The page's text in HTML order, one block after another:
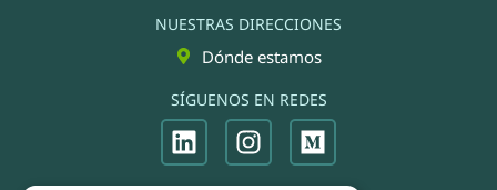
NUESTRAS DIRECCIONES
Dónde estamos
SÍGUENOS EN REDES